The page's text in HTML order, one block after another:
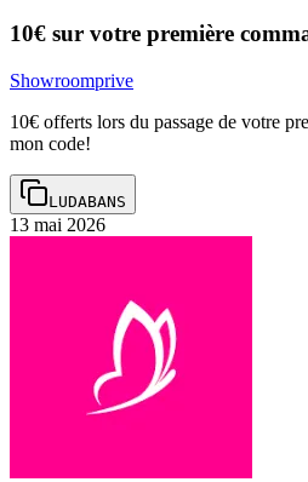
10€ sur votre première
Showroomprive
10€ offerts lors du passage de votre
mon code!
LUDABANS
13 mai 2026